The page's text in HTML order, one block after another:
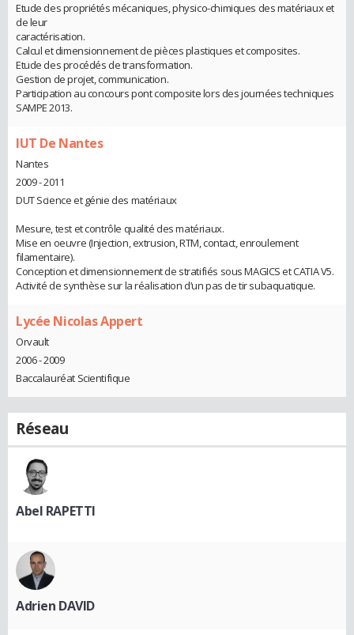
Etude des propriétés mécaniques, physico-chimiques des matériaux et
de leur
caractérisation.
Calcul et dimensionnement de pièces plastiques et composites.
Etude des procédés de transformation.
Gestion de projet, communication.
Participation au concours pont composite lors des journées techniques
SAMPE 2013.
IUT De Nantes
Nantes
2009 - 2011
DUT Science et génie des matériaux
Mesure, test et contrôle qualité des matériaux.
Mise en oeuvre (Injection, extrusion, RTM, contact, enroulement
filamentaire).
Conception et dimensionnement de stratifiés sous MAGICS et CATIA V5.
Activité de synthèse sur la réalisation d’un pas de tir subaquatique.
Lycée Nicolas Appert
Orvault
2006 - 2009
Baccalauréat Scientifique
Réseau
Abel RAPETTI
Adrien DAVID